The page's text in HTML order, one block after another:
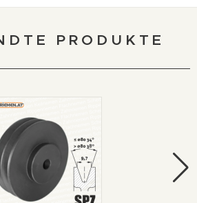
PRODUKTE